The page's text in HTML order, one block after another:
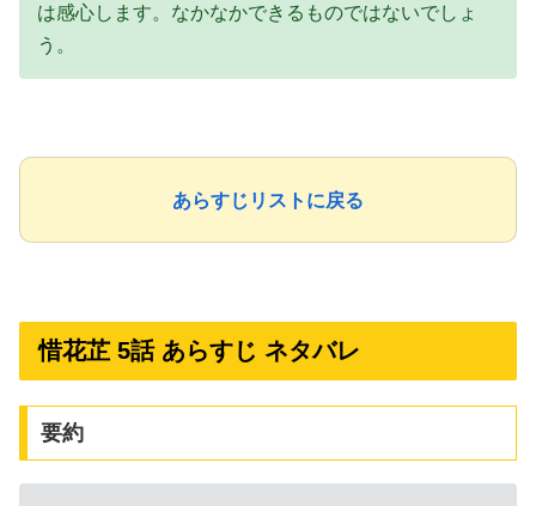
は感心します。なかなかできるものではないでしょ
う。
あらすじリストに戻る
惜花芷 5話 あらすじ ネタバレ
要約